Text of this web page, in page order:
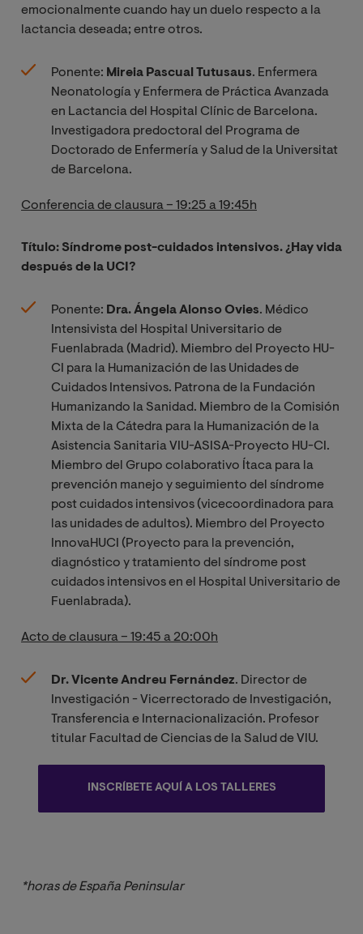
emocionalmente cuando hay un duelo respecto a la
lactancia deseada; entre otros.
Ponente: Mireia Pascual Tutusaus. Enfermera
Neonatología y Enfermera de Práctica Avanzada
en Lactancia del Hospital Clínic de Barcelona.
Investigadora predoctoral del Programa de
Doctorado de Enfermería y Salud de la Universitat
de Barcelona.
Conferencia de clausura – 19:25 a 19:45h
Título: Síndrome post-cuidados intensivos. ¿Hay vida
después de la UCI?
Ponente: Dra. Ángela Alonso Ovies. Médico
Intensivista del Hospital Universitario de
Fuenlabrada (Madrid). Miembro del Proyecto HU-
CI para la Humanización de las Unidades de
Cuidados Intensivos. Patrona de la Fundación
Humanizando la Sanidad. Miembro de la Comisión
Mixta de la Cátedra para la Humanización de la
Asistencia Sanitaria VIU-ASISA-Proyecto HU-CI.
Miembro del Grupo colaborativo Ítaca para la
prevención manejo y seguimiento del síndrome
post cuidados intensivos (vicecoordinadora para
las unidades de adultos). Miembro del Proyecto
InnovaHUCI (Proyecto para la prevención,
diagnóstico y tratamiento del síndrome post
cuidados intensivos en el Hospital Universitario de
Fuenlabrada).
Acto de clausura – 19:45 a 20:00h
Dr. Vicente Andreu Fernández. Director de
Investigación - Vicerrectorado de Investigación,
Transferencia e Internacionalización. Profesor
titular Facultad de Ciencias de la Salud de VIU.
INSCRÍBETE AQUÍ A LOS TALLERES
*horas de España Peninsular